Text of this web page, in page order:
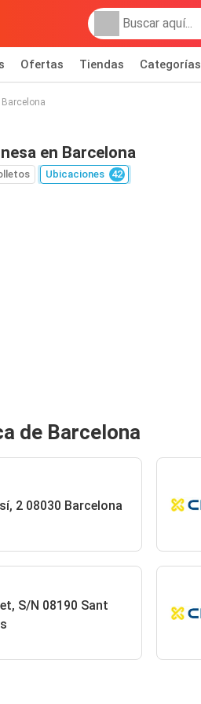
Ofertas Tiendas Categorías
Barcelona
en Barcelona
Ubicaciones 42
de Barcelona
2 08030 Barcelona
S/N 08190 Sant